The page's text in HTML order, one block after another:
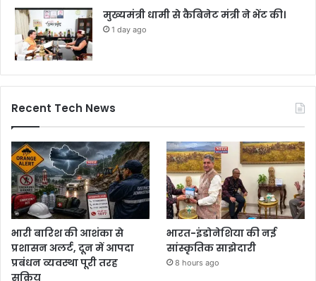
मुख्यमंत्री धामी से कैबिनेट मंत्री ने भेंट की।
1 day ago
Recent Tech News
भारी बारिश की आशंका से
प्रशासन अलर्ट, दून में आपदा
प्रबंधन व्यवस्था पूरी तरह
सक्रिय
भारत-इंडोनेशिया की नई
सांस्कृतिक साझेदारी
8 hours ago